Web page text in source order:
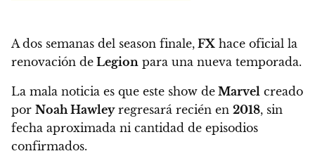
A dos semanas del season finale, FX hace oficial la
renovación de Legion para una nueva temporada.
La mala noticia es que este show de Marvel creado
por Noah Hawleyregresará recién en 2018, sin
fecha aproximada ni cantidad de episodios
confirmados.